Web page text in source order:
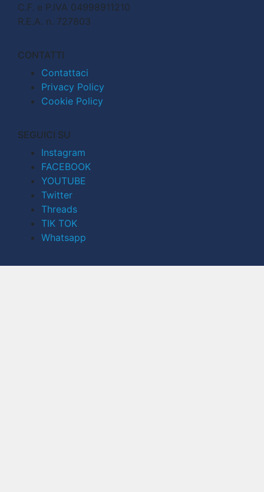
C.F. e P.IVA 04998911210
R.E.A. n. 727803
CONTATTI
Contattaci
Privacy Policy
Cookie Policy
SEGUICI SU
Instagram
FACEBOOK
YOUTUBE
Twitter
Threads
TIK TOK
Whatsapp